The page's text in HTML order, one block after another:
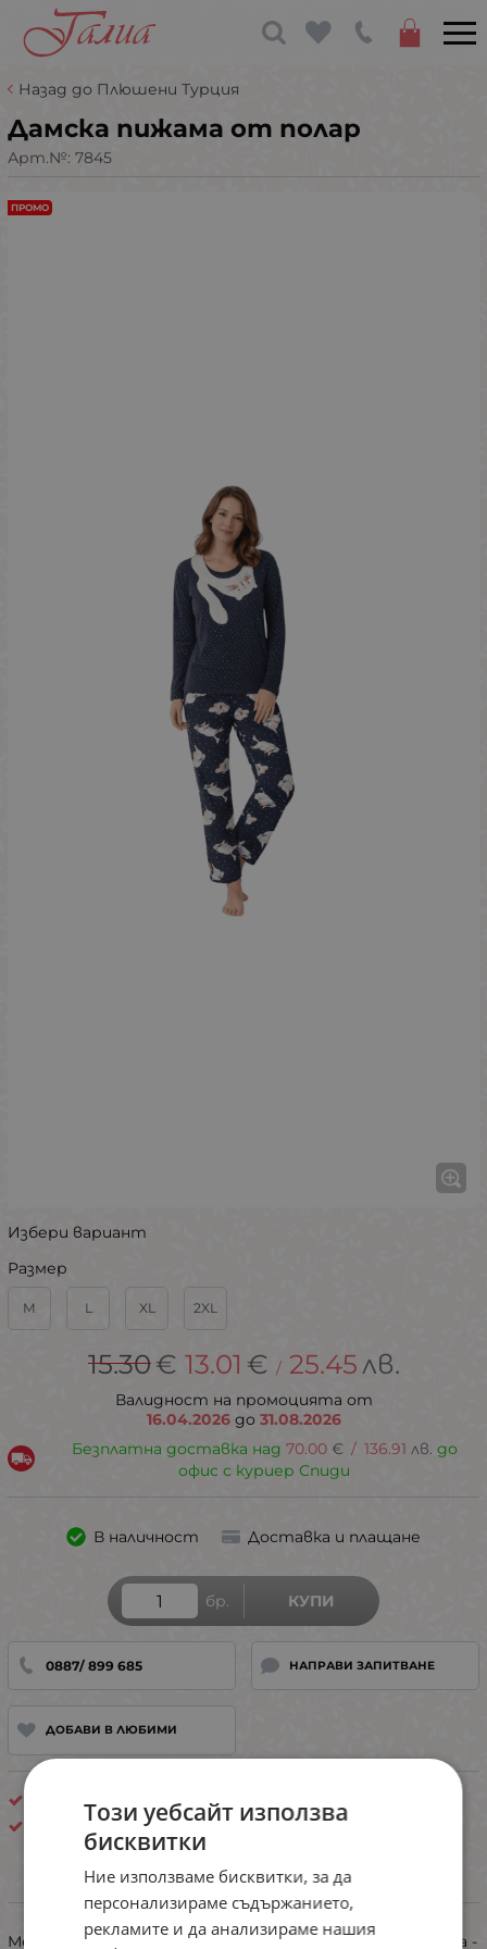
Назад до Плюшени Турция
Дамска пижама от полар
Арт.№: 7845
ПРОМО
Избери вариант
Размер
M L XL 2XL
15.30€ 13.01 € / 25.45 лв.
Валидност на промоцията от
16.04.2026 до 31.08.2026
Безплатна доставка над 70.00 € / 136.91 лв. до
офис с куриер Спиди
В наличност Доставка и плащане
бр. КУПИ
0887/ 899 685 НАПРАВИ ЗАПИТВАНЕ
ДОБАВИ В ЛЮБИМИ
Плюшени
ИНФОРМАЦИЯ
Мека , топла и много приятна на допир дамска пижама -
Този уебсайт използва
бисквитки
Ние използваме бисквитки, за да
персонализираме съдържанието,
рекламите и да анализираме нашия